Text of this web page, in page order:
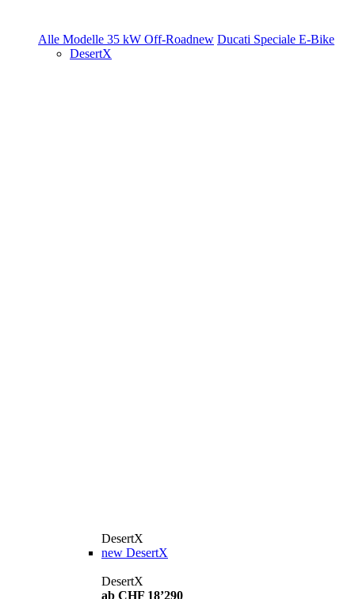
Alle Modelle 35 kW Off-Roadnew Ducati Speciale E-Bike
DesertX
DesertX
new DesertX
DesertX
ab CHF 18’290